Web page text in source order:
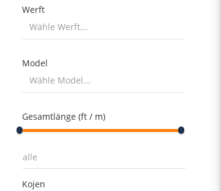
Werft
Model
Gesamtlänge (ft / m)
Kojen